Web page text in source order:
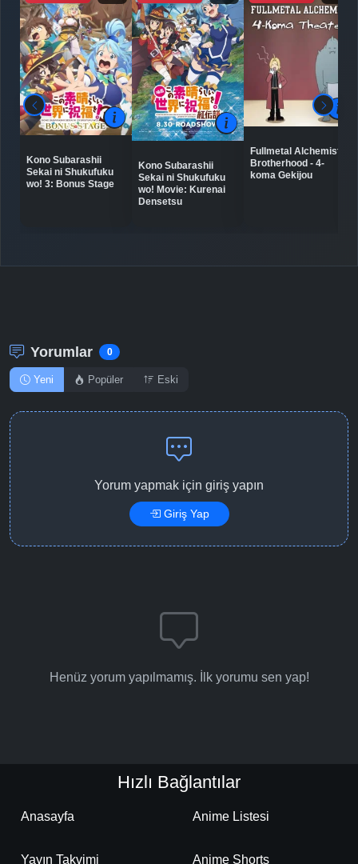
Bölüm No: 7
Bölüm No: 8 Detaylar İzle
Bölüm No: 9 Detaylar İzle
Bölüm No: 10 Detaylar İzle
Bölüm No: 13
Kono Subarashii
Sekai ni Shukufuku
wo! 3: Bonus Stage
Kono Subarashii
Sekai ni Shukufuku
wo! Movie: Kurenai
Densetsu
Fullmetal Alchemist:
Brotherhood - 4-
koma Gekijou
Yorumlar 0
Yeni Popüler Eski
Yorum yapmak için giriş yapın
Giriş Yap
Henüz yorum yapılmamış. İlk yorumu sen yap!
Hızlı Bağlantılar
Anasayfa Anime Listesi
Yayın Takvimi Anime Shorts